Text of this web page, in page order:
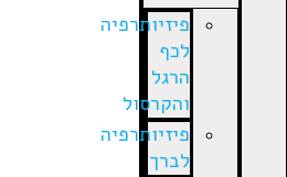
פיזיותרפיה
לכף
הרגל
והקרסול
פיזיותרפיה
לברך